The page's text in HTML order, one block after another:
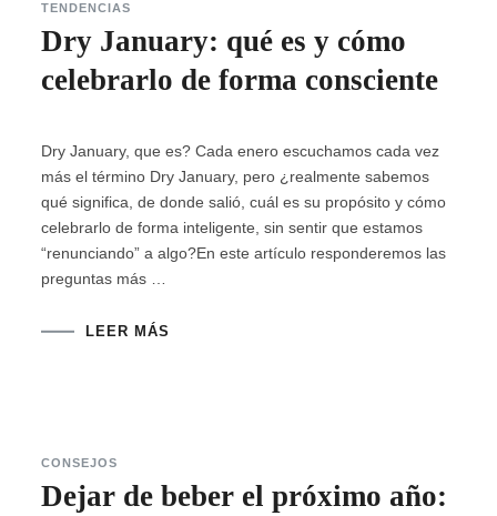
TENDENCIAS
Dry January: qué es y cómo
celebrarlo de forma consciente
Dry January, que es? Cada enero escuchamos cada vez
más el término Dry January, pero ¿realmente sabemos
qué significa, de donde salió, cuál es su propósito y cómo
celebrarlo de forma inteligente, sin sentir que estamos
“renunciando” a algo?En este artículo responderemos las
preguntas más …
LEER MÁS
CONSEJOS
Dejar de beber el próximo año: